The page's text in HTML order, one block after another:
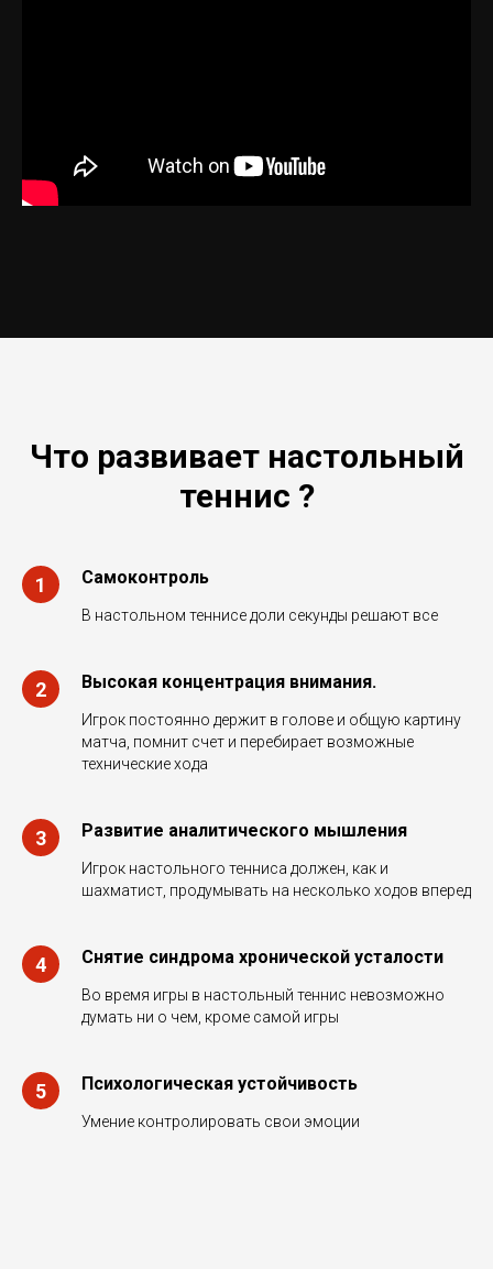
Что развивает настольный
теннис ?
Самоконтроль
В настольном теннисе доли секунды решают все
Высокая концентрация внимания.
Игрок постоянно держит в голове и общую картину
матча, помнит счет и перебирает возможные
технические хода
Развитие аналитического мышления
Игрок настольного тенниса должен, как и
шахматист, продумывать на несколько ходов вперед
Снятие синдрома хронической усталости
Во время игры в настольный теннис невозможно
думать ни о чем, кроме самой игры
Психологическая устойчивость
Умение контролировать свои эмоции